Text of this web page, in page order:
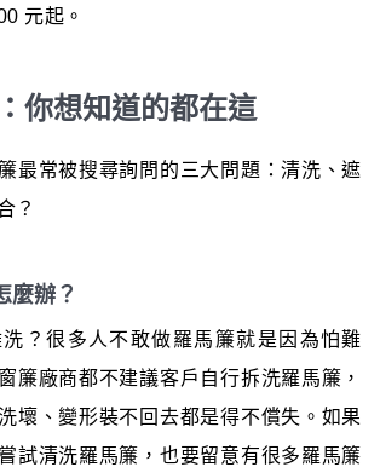
元起。
你想知道的都在這
最常被搜尋詢問的三大問題：清洗、遮
？
麼辦？
？很多人不敢做羅馬簾就是因為怕難
簾廠商都不建議客戶自行拆洗羅馬簾，
壞、變形裝不回去都是得不償失。如果
試清洗羅馬簾，也要留意有很多羅馬簾